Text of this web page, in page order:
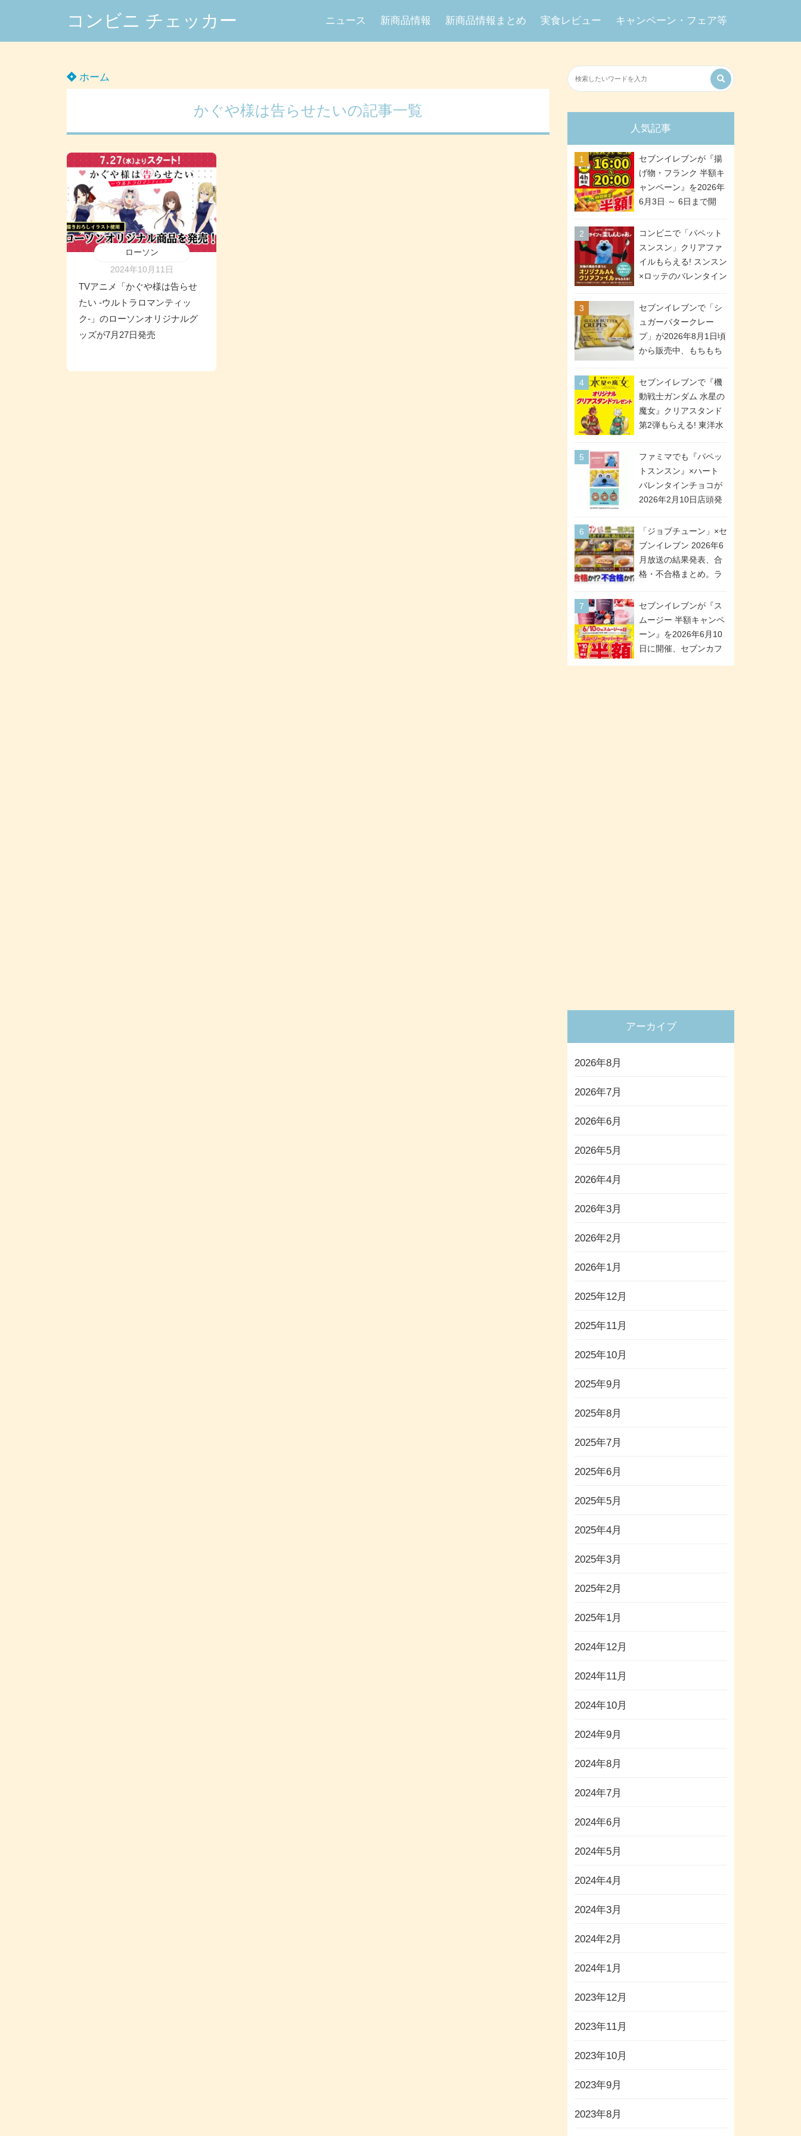
コンビニ チェッカー ニュース 新商品情報 新商品情報まとめ 実食レビュー キャンペーン・フェア等
ホーム
かぐや様は告らせたいの記事一覧
ローソン
2024年10月11日
TVアニメ「かぐや様は告らせ
たい -ウルトラロマンティッ
ク-」のローソンオリジナルグ
ッズが7月27日発売
人気記事
セブンイレブンが『揚
げ物・フランク 半額キ
ャンペーン』を2026年
6月3日 ～ 6日まで開
などが「揚げ物スーパ
ーセール」でお得に! 各
日16:00 ～ 20:00の4時
間限定で実施。ななチ
メリカンドッグが税抜
き69円!
コンビニで「パペット
スンスン」クリアファ
イルもらえる! スンスン
×ロッテのバレンタイン
スタート。セブン、フ
ァミマ、ローソンの3社
で異なるデザイン＆対
象商品
セブンイレブンで「シ
ュガーバタークレー
プ」が2026年8月1日頃
から販売中、もちもち
シュガー＆バターをレ
ンジアップで手軽に楽
しめる冷凍食品。2個入
り
セブンイレブンで『機
動戦士ガンダム 水星の
魔女』クリアスタンド
第2弾もらえる! 東洋水
ペーンが2026年5月26
日スタート。浴衣＆た
ぬき・キツネ姿のスレ
ッタ / ミオリネ / グエ
号・5号) / シャディク
が全6種のクリアスタン
ドになって登場!
ファミマでも『パペッ
トスンスン』×ハート
バレンタインチョコが
2026年2月10日店頭発
チョコ」「チョコ缶」
「ツインギフト」が登
場
「ジョブチューン」×セ
ブンイレブン 2026年6
月放送の結果発表、合
格・不合格まとめ。ラ
合格「金のハンバー
グ」。満場一致合格数
は6商品、合格数は2商
品。TVerでの見逃し配
セブンイレブンが『ス
ムージー 半額キャンペ
ーン』を2026年6月10
日に開催、セブンカフ
アーカイブ
2026年8月
2026年7月
2026年6月
2026年5月
2026年4月
2026年3月
2026年2月
2026年1月
2025年12月
2025年11月
2025年10月
2025年9月
2025年8月
2025年7月
2025年6月
2025年5月
2025年4月
2025年3月
2025年2月
2025年1月
2024年12月
2024年11月
2024年10月
2024年9月
2024年8月
2024年7月
2024年6月
2024年5月
2024年4月
2024年3月
2024年2月
2024年1月
2023年12月
2023年11月
2023年10月
2023年9月
2023年8月